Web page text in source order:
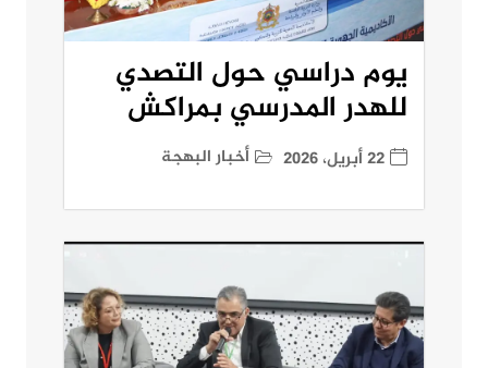
يوم دراسي حول التصدي
للهدر المدرسي بمراكش
22 أبريل، 2026 أخبار البهجة